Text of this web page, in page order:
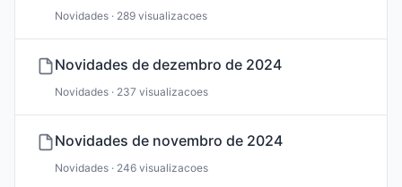
Novidades · 289 visualizacoes
Novidades de dezembro de 2024
Novidades · 237 visualizacoes
Novidades de novembro de 2024
Novidades · 246 visualizacoes